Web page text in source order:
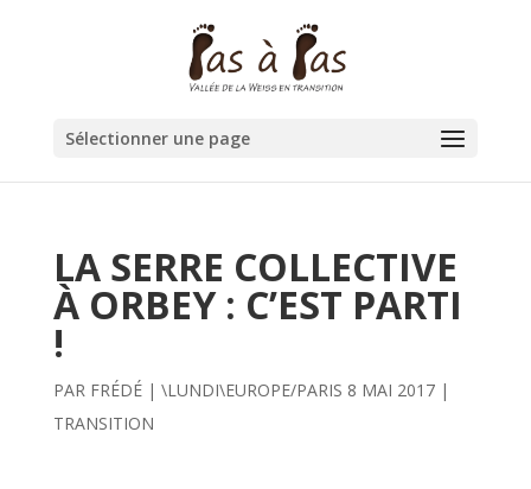
Sélectionner une page
LA SERRE COLLECTIVE
À ORBEY : C’EST PARTI
!
PAR FRÉDÉ| \LUNDI\EUROPE/PARIS 8 MAI 2017|
TRANSITION